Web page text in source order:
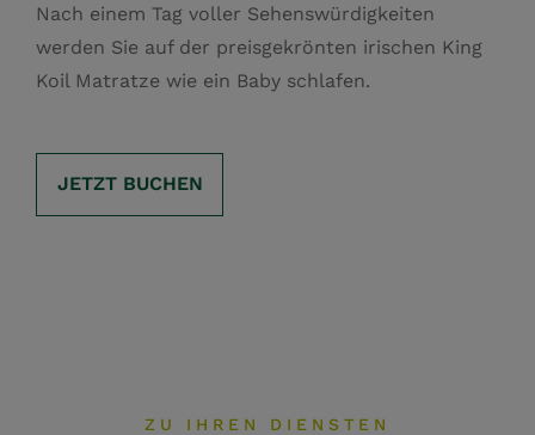
Nach einem Tag voller Sehenswürdigkeiten
werden Sie auf der preisgekrönten irischen King
Koil Matratze wie ein Baby schlafen.
JETZT BUCHEN
ZU IHREN DIENSTEN